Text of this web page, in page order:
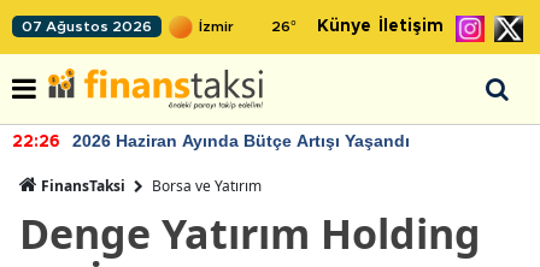
07 Ağustos 2026 26° Künye İletişim
22:26 2026 Haziran Ayında Bütçe Artışı Yaşandı
FinansTaksi Borsa ve Yatırım
Denge Yatırım Holding